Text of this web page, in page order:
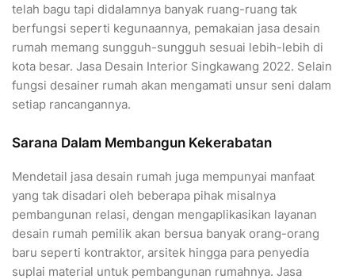
telah bagu tapi didalamnya banyak ruang-ruang tak
berfungsi seperti kegunaannya, pemakaian jasa desain
rumah memang sungguh-sungguh sesuai lebih-lebih di
kota besar. Jasa Desain Interior Singkawang 2022. Selain
fungsi desainer rumah akan mengamati unsur seni dalam
setiap rancangannya.
Sarana Dalam Membangun Kekerabatan
Mendetail jasa desain rumah juga mempunyai manfaat
yang tak disadari oleh beberapa pihak misalnya
pembangunan relasi, dengan mengaplikasikan layanan
desain rumah pemilik akan bersua banyak orang-orang
baru seperti kontraktor, arsitek hingga para penyedia
suplai material untuk pembangunan rumahnya. Jasa